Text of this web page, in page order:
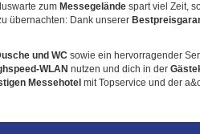
zum Messegelände spart viel Zeit,
übernachten: Dank unserer
und WC sowie ein hervorragender
WLAN nutzen und dich in der
Messehotel mit Topservice und der